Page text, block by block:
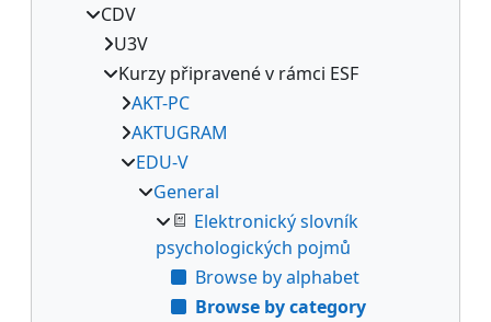
CDV
U3V
Kurzy připravené v rámci ESF
AKT-PC
AKTUGRAM
EDU-V
General
Elektronický slovník
psychologických pojmů
Browse by alphabet
Browse by category